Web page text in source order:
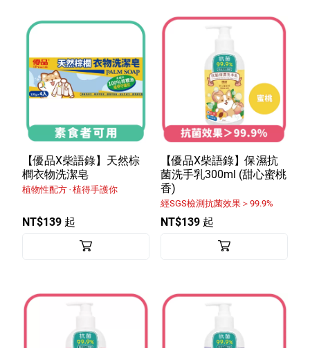
【優品X柴語錄】天然棕
櫚衣物洗潔皂
植物性配方 ‧ 植得手護你
NT$139 起
【優品X柴語錄】保濕抗
菌洗手乳300ml (甜心蜜桃
香)
經SGS檢測抗菌效果＞99.9%
NT$139 起